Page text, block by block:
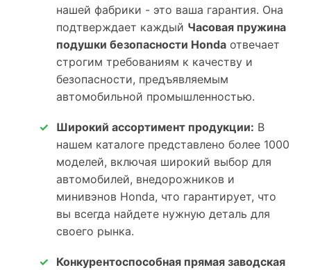
нашей фабрики - это ваша гарантия. Она
подтверждает каждый Часовая пружина
подушки безопасности Hondaотвечает
строгим требованиям к качеству и
безопасности, предъявляемым
автомобильной промышленностью.
Широкий ассортимент продукции: В
нашем каталоге представлено более 1000
моделей, включая широкий выбор для
автомобилей, внедорожников и
минивэнов Honda, что гарантирует, что
вы всегда найдете нужную деталь для
своего рынка.
Конкурентоспособная прямая заводская